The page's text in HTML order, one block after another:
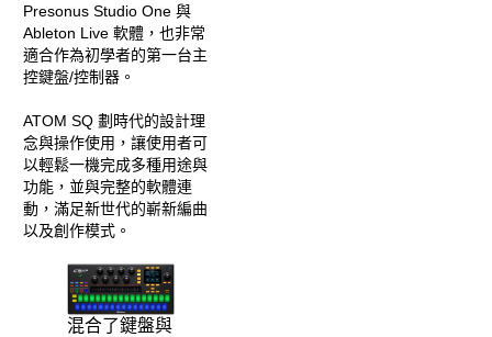
Presonus Studio One 與
Ableton Live 軟體，也非常
適合作為初學者的第一台主
控鍵盤/控制器。
ATOM SQ 劃時代的設計理
念與操作使用，讓使用者可
以輕鬆一機完成多種用途與
功能，並與完整的軟體連
動，滿足新世代的嶄新編曲
以及創作模式。
混合了鍵盤與